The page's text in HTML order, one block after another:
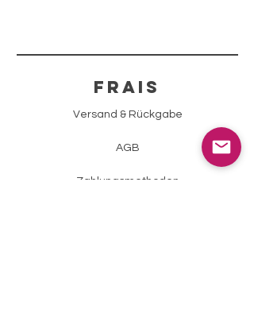
FRAIS
Versand & Rückgabe
AGB
Zahlungsmethoden